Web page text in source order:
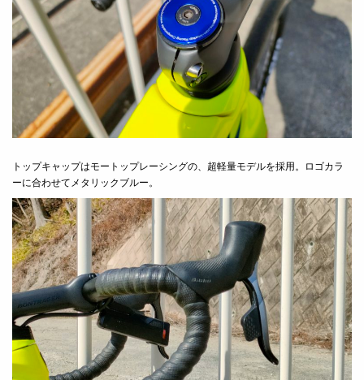
トップキャップはモートップレーシングの、超軽量モデルを採用。ロゴカラ
ーに合わせてメタリックブルー。